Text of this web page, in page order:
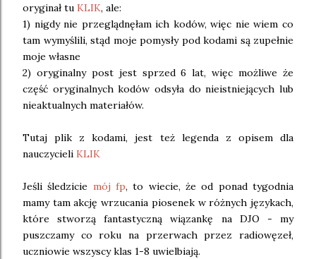
oryginał tu KLIK, ale:
1) nigdy nie przeglądnęłam ich kodów, więc nie wiem co
tam wymyślili, stąd moje pomysły pod kodami są zupełnie
moje własne
2) oryginalny post jest sprzed 6 lat, więc możliwe że
część oryginalnych kodów odsyła do nieistniejących lub
nieaktualnych materiałów.
Tutaj plik z kodami, jest też legenda z opisem dla
nauczycieli KLIK
Jeśli śledzicie mój fp, to wiecie, że od ponad tygodnia
mamy tam akcję wrzucania piosenek w różnych językach,
które stworzą fantastyczną wiązankę na DJO - my
puszczamy co roku na przerwach przez radiowęzeł,
uczniowie wszyscy klas 1-8 uwielbiają.